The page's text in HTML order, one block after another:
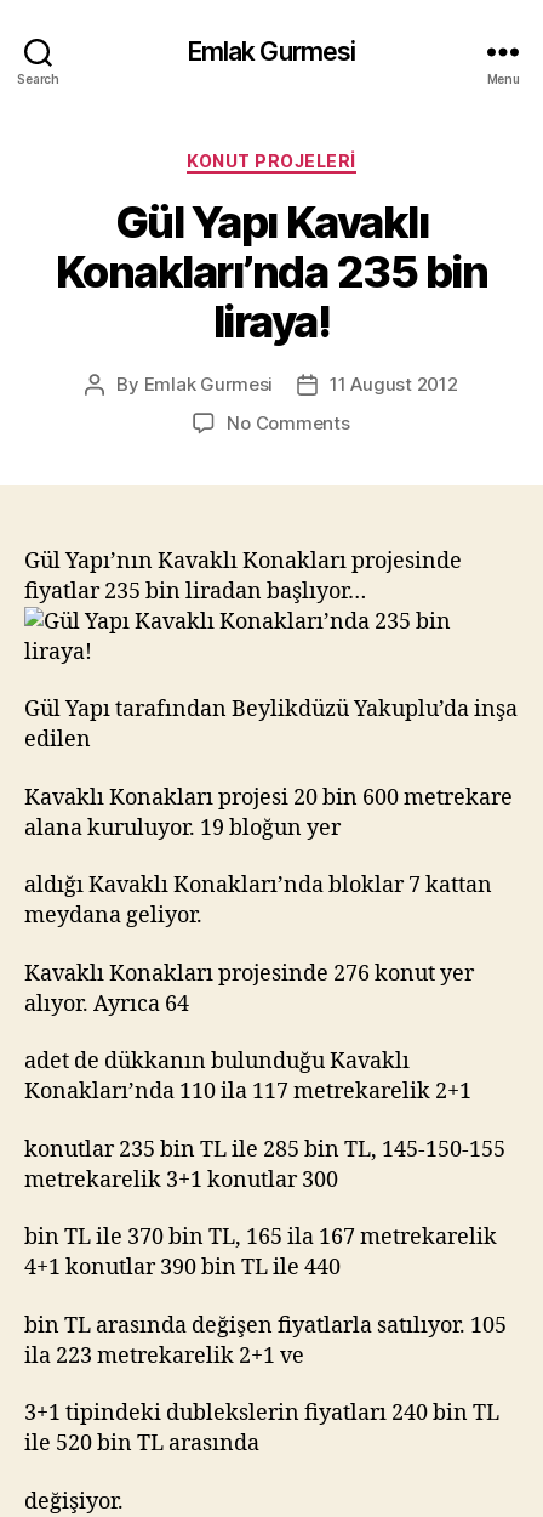
Search
Emlak Gurmesi
Menu
Categories
KONUT PROJELERI
Gül Yapı Kavaklı
Konakları’nda 235 bin
liraya!
Post
By Emlak Gurmesi
Post11 August 2012
No Commentson
235
bin
liraya!
Gül Yapı’nın Kavaklı Konakları projesinde
fiyatlar 235 bin liradan başlıyor…
Gül Yapı tarafından Beylikdüzü Yakuplu’da inşa
edilen
Kavaklı Konakları projesi 20 bin 600 metrekare
alana kuruluyor. 19 bloğun yer
aldığı Kavaklı Konakları’nda bloklar 7 kattan
meydana geliyor.
Kavaklı Konakları projesinde 276 konut yer
alıyor. Ayrıca 64
adet de dükkanın bulunduğu Kavaklı
Konakları’nda 110 ila 117 metrekarelik 2+1
konutlar 235 bin TL ile 285 bin TL, 145-150-155
metrekarelik 3+1 konutlar 300
bin TL ile 370 bin TL, 165 ila 167 metrekarelik
4+1 konutlar 390 bin TL ile 440
bin TL arasında değişen fiyatlarla satılıyor. 105
ila 223 metrekarelik 2+1 ve
3+1 tipindeki dublekslerin fiyatları 240 bin TL
ile 520 bin TL arasında
değişiyor.